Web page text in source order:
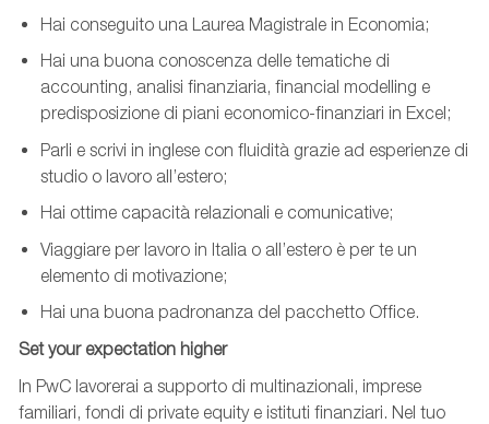
Hai conseguito una Laurea Magistrale in Economia;
Hai una buona conoscenza delle tematiche di
accounting, analisi finanziaria, financial modelling e
predisposizione di piani economico-finanziari in Excel;
Parli e scrivi in inglese con fluidità grazie ad esperienze di
studio o lavoro all’estero;
Hai ottime capacità relazionali e comunicative;
Viaggiare per lavoro in Italia o all’estero è per te un
elemento di motivazione;
Hai una buona padronanza del pacchetto Office.
Set your expectation higher
In PwC lavorerai a supporto di multinazionali, imprese
familiari, fondi di private equity e istituti finanziari. Nel tuo